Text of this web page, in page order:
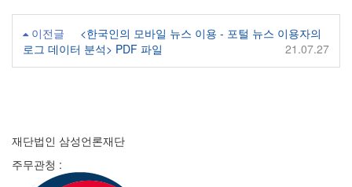
이전글
<한국인의 모바일 뉴스 이용 - 포털 뉴스 이용자의
로그 데이터 분석> PDF 파일
21.07.27
재단법인 삼성언론재단
주무관청 :